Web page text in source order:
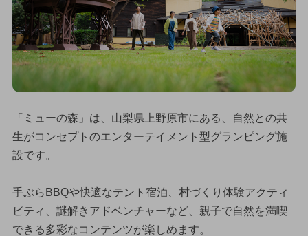
「ミューの森」は、山梨県上野原市にある、自然との共
生がコンセプトのエンターテイメント型グランピング施
設です。
手ぶらBBQや快適なテント宿泊、村づくり体験アクティ
ビティ、謎解きアドベンチャーなど、親子で自然を満喫
できる多彩なコンテンツが楽しめます。